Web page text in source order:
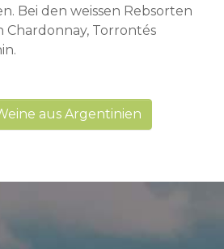
Bei den weissen Rebsorten
Chardonnay, Torrontés
aus Argentinien